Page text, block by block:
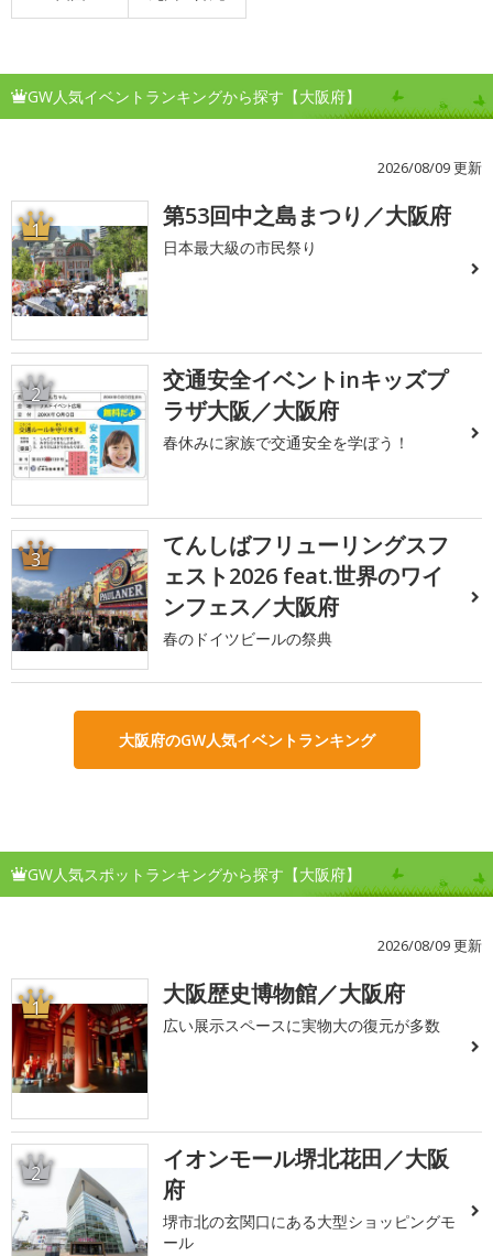
GW人気イベントランキングから探す【大阪府】
2026/08/09 更新
1 第53回中之島まつり／大阪府
日本最大級の市民祭り
2
交通安全イベントinキッズプ
ラザ大阪／大阪府
春休みに家族で交通安全を学ぼう！
3
てんしばフリューリングスフ
ェスト2026 feat.世界のワイ
ンフェス／大阪府
春のドイツビールの祭典
大阪府のGW人気イベントランキング
GW人気スポットランキングから探す【大阪府】
2026/08/09 更新
1 大阪歴史博物館／大阪府
広い展示スペースに実物大の復元が多数
2
イオンモール堺北花田／大阪
府
堺市北の玄関口にある大型ショッピングモ
ール